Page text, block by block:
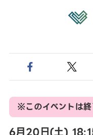
※このイベントは